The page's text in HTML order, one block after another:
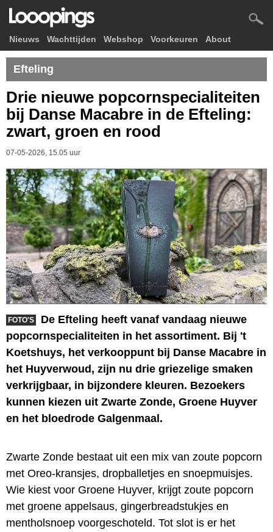
Nieuws Wachttijden Webshop Voorkeuren About
Efteling
Drie nieuwe popcornspecialiteiten
bij Danse Macabre in de Efteling:
zwart, groen en rood
07-05-2026, 15.05 uur
FOTO'S
De Efteling heeft vanaf vandaag nieuwe
popcornspecialiteiten in het assortiment. Bij 't
Koetshuys, het verkooppunt bij Danse Macabre in
het Huyverwoud, zijn nu drie griezelige smaken
verkrijgbaar, in bijzondere kleuren. Bezoekers
kunnen kiezen uit Zwarte Zonde, Groene Huyver
en het bloedrode Galgenmaal.
Zwarte Zonde bestaat uit een mix van zoute popcorn
met Oreo-kransjes, dropballetjes en snoepmuisjes.
Wie kiest voor Groene Huyver, krijgt zoute popcorn
met groene appelsaus, gingerbreadstukjes en
mentholsnoep voorgeschoteld. Tot slot is er het